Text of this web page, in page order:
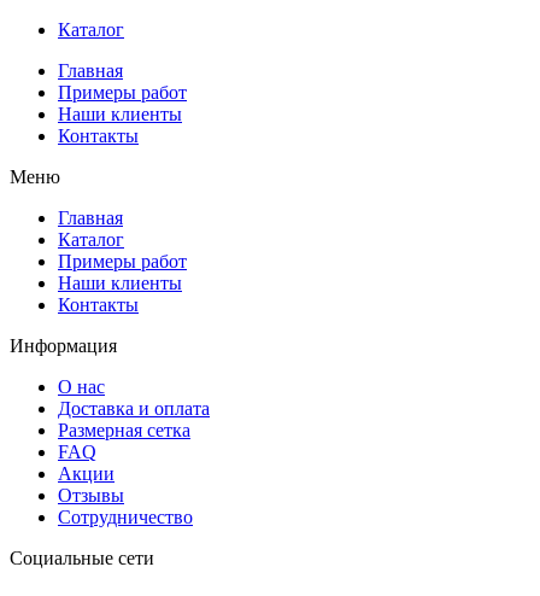
Каталог
Главная
Примеры работ
Наши клиенты
Контакты
Меню
Главная
Каталог
Примеры работ
Наши клиенты
Контакты
Информация
О нас
Доставка и оплата
Размерная сетка
FAQ
Акции
Отзывы
Сотрудничество
Социальные сети